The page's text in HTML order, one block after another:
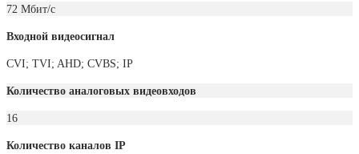
72 Мбит/с
Входной видеосигнал
CVI; TVI; AHD; CVBS; IP
Количество аналоговых видеовходов
16
Количество каналов IP